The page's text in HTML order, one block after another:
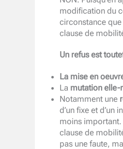
modification du
circonstance que
clause de
Un refus est
La mise en
La mutation elle-
Notamment une
d’un fixe et d’un
moins important.
clause de
pas une faute,